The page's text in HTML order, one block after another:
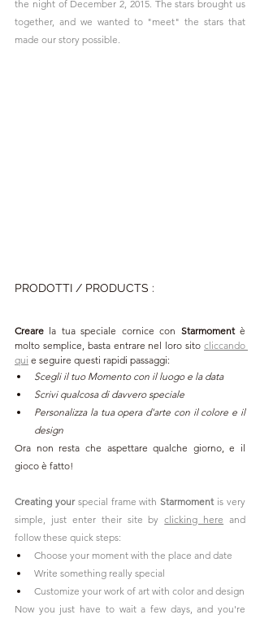
the night of December 2, 2015. The stars brought us
together, and we wanted to "meet" the stars that
made our story possible.
PRODOTTI / PRODUCTS :
Creare la tua speciale cornice con Starmoment è
molto semplice, basta entrare nel loro sito cliccando
qui e seguire questi rapidi passaggi:
Scegli il tuo Momento con il luogo e la data
Scrivi qualcosa di davvero speciale
Personalizza la tua opera d'arte con il colore e il
design
Ora non resta che aspettare qualche giorno, e il
gioco è fatto!
Creating your special frame with Starmoment is very
simple, just enter their site by clicking here and
follow these quick steps:
Choose your moment with the place and date
Write something really special
Customize your work of art with color and design
Now you just have to wait a few days, and you're